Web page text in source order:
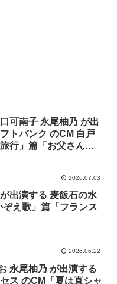
口可南子 永尾柚乃 が出
トバンク のCM 白戸
行」篇「お父さん衛
2026.07.03
出演する 麦飯石の水
ぞえ歌」篇「フランス
2026.06.22
永尾柚乃 が出演する
ス のCM「夏は直シャ